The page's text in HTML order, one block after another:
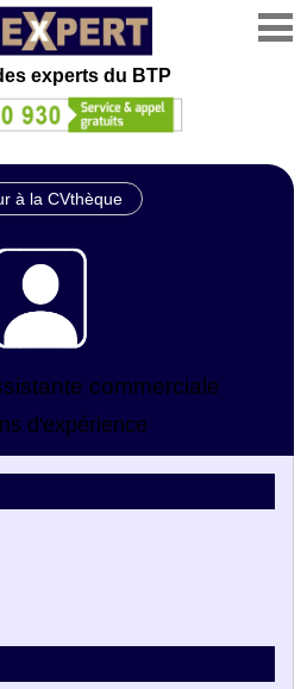
experts du BTP
à la CVthèque
commerciale
d'expérience